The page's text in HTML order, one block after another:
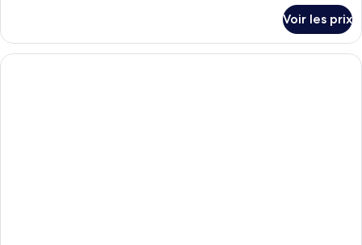
le
type
de
Voir les prix